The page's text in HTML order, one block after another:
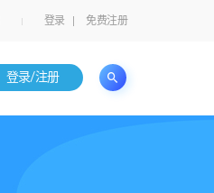
登录 免费注册
登录/注册